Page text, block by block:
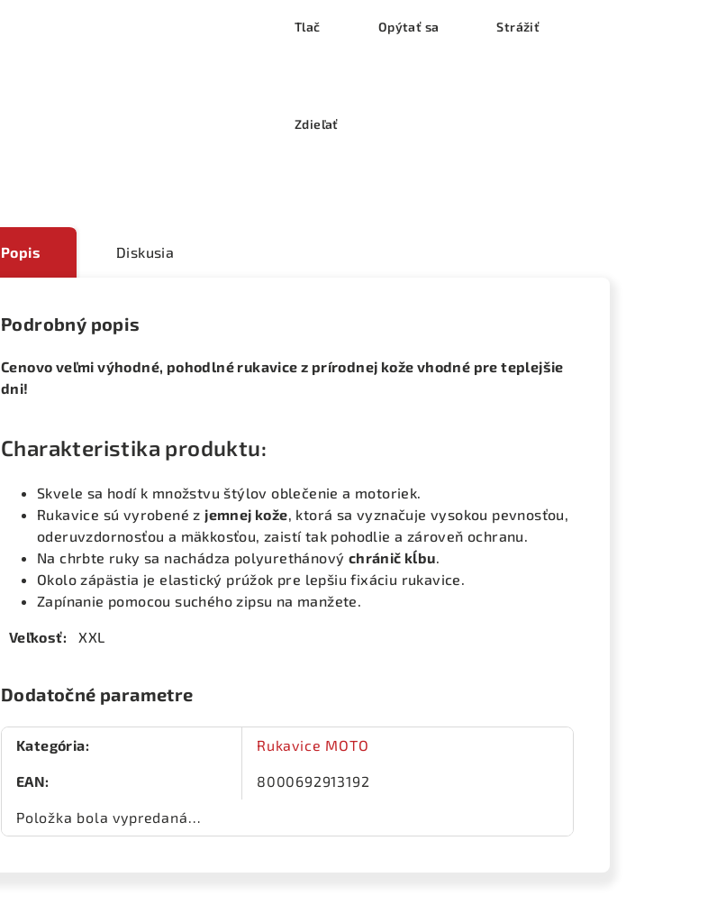
Tlač Opýtať sa Strážiť
Zdieľať
Popis Diskusia
Podrobný popis
Cenovo veľmi výhodné, pohodlné rukavice z prírodnej kože vhodné pre teplejšie
dni!
Charakteristika produktu:
Skvele sa hodí k množstvu štýlov oblečenie a motoriek.
Rukavice sú vyrobené z jemnej kože, ktorá sa vyznačuje vysokou pevnosťou,
oderuvzdornosťou a mäkkosťou, zaistí tak pohodlie a zároveň ochranu.
Na chrbte ruky sa nachádza polyurethánový chránič kĺbu.
Okolo zápästia je elastický prúžok pre lepšiu fixáciu rukavice.
Zapínanie pomocou suchého zipsu na manžete.
Veľkosť: XXL
Dodatočné parametre
Kategória: Rukavice MOTO
EAN: 8000692913192
Položka bola vypredaná…